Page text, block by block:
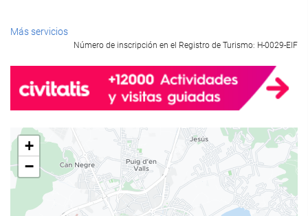
Comida y bebida
Restaurante a la carta
Cafetera en zonas comunes
Servicios de recepción
Recepción 24 horas
Guardaequipaje
Piscina
Más servicios
Número de inscripción en el Registro de Turismo: H-0029-EIF
+
−